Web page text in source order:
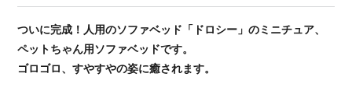
ついに完成！人用のソファベッド「ドロシー」のミニチュア、
ペットちゃん用ソファベッドです。
ゴロゴロ、すやすやの姿に癒されます。